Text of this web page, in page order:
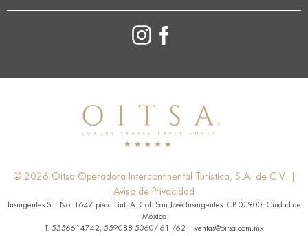
© 2026 Oitsa Operadora Intercontinental Turística, S.A. de C.V. |
Aviso de Privacidad
Insurgentes Sur No. 1647 piso 1 int. A. Col. San José Insurgentes. CP. 03900. Ciudad de
México
T. 5556614742, 559088 5060/ 61 /62 | ventas@oitsa.com.mx